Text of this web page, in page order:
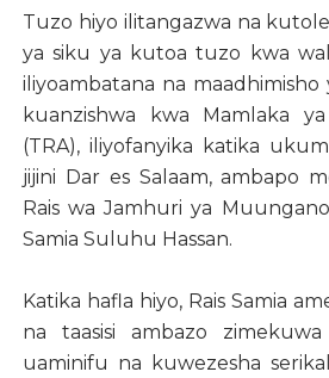
Tuzo hiyo ilitangazwa na
ya siku ya kutoa tuzo kwa
iliyoambatana na
kuanzishwa kwa Mamlaka
(TRA), iliyofanyika katika
jijini Dar es Salaam, ambapo
Rais wa Jamhuri ya
Samia Suluhu Hassan.
Katika hafla hiyo, Rais Samia
na taasisi ambazo
uaminifu na kuwezesha